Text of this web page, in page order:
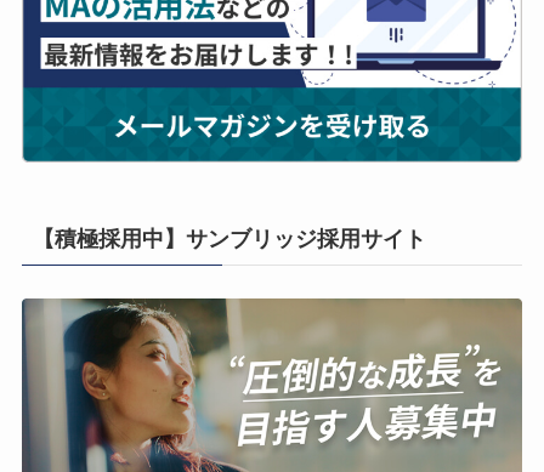
【積極採用中】サンブリッジ採用サイト